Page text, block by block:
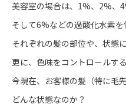
美容室の場合は、1%、2%、
そして6%などの過酸化水素を
それぞれの髪の部位や、状態
更に、色味をコントロールする
今現在、お客様の髪（特に毛先
どんな状態なのか？